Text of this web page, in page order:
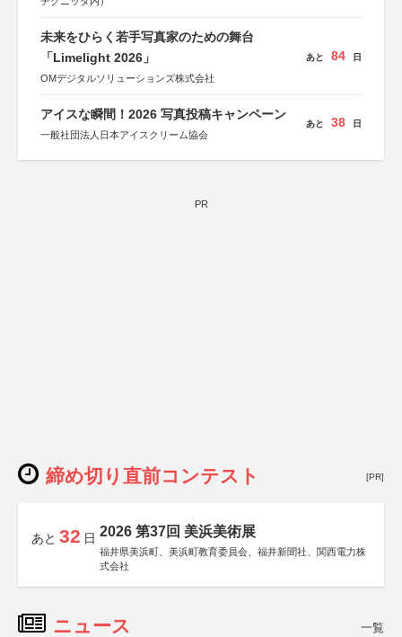
未来をひらく若手写真家のための舞台
「Limelight 2026」
OMデジタルソリューションズ株式会社
あと 84 日
アイスな瞬間！2026 写真投稿キャンペーン
一般社団法人日本アイスクリーム協会
あと 38 日
PR
締め切り直前コンテスト [PR]
あと 32 日 2026 第37回 美浜美術展
福井県美浜町、美浜町教育委員会、福井新聞社、関西電力株
式会社
ニュース 一覧